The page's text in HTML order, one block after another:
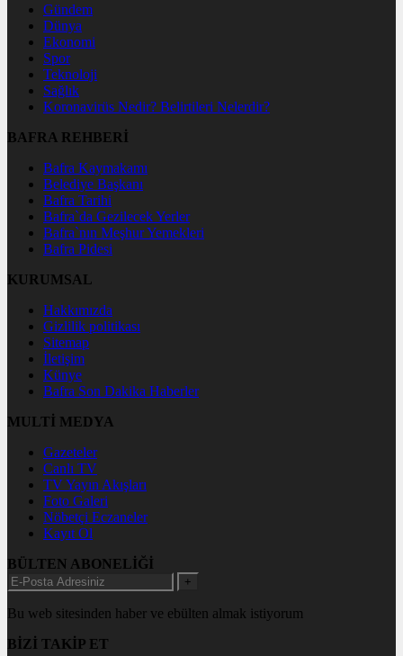
Gündem
Dünya
Ekonomi
Spor
Teknoloji
Sağlık
Koronavirüs Nedir? Belirtileri Nelerdir?
BAFRA REHBERİ
Bafra Kaymakamı
Belediye Başkanı
Bafra Tarihi
Bafra`da Gezilecek Yerler
Bafra`nın Meşhur Yemekleri
Bafra Pidesi
KURUMSAL
Hakkımızda
Gizlilik politikası
Sitemap
İletişim
Künye
Bafra Son Dakika Haberler
MULTİ MEDYA
Gazeteler
Canlı TV
TV Yayın Akışları
Foto Galeri
Nöbetçi Eczaneler
Kayıt Ol
BÜLTEN ABONELİĞİ
+
Bu web sitesinden haber ve ebülten almak istiyorum
BİZİ TAKİP ET